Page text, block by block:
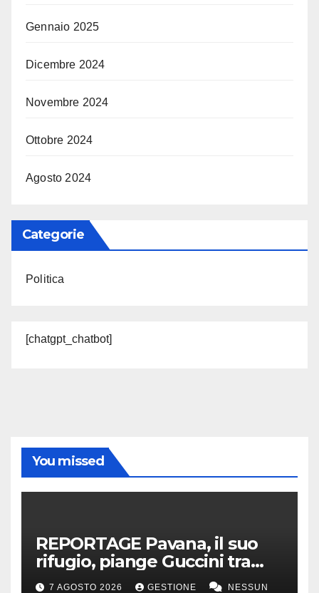
Gennaio 2025
Dicembre 2024
Novembre 2024
Ottobre 2024
Agosto 2024
Categorie
Politica
[chatgpt_chatbot]
You missed
REPORTAGE Pavana, il suo
rifugio, piange Guccini tra
silenzio, lacrime e fiori
7 AGOSTO 2026 GESTIONE NESSUN